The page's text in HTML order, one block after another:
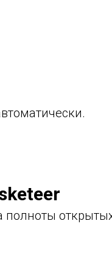
полноты